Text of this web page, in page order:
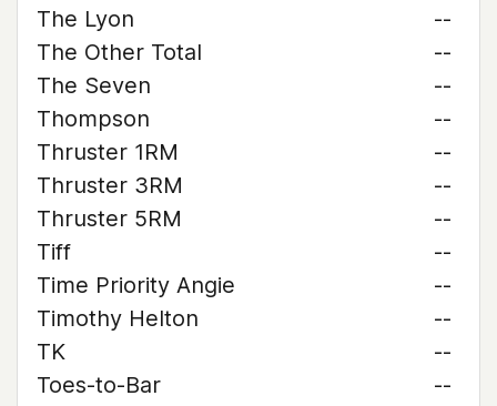
The Lyon
--
The Other Total
--
The Seven
--
Thompson
--
Thruster 1RM
--
Thruster 3RM
--
Thruster 5RM
--
Tiff
--
Time Priority Angie
--
Timothy Helton
--
TK
--
Toes-to-Bar
--